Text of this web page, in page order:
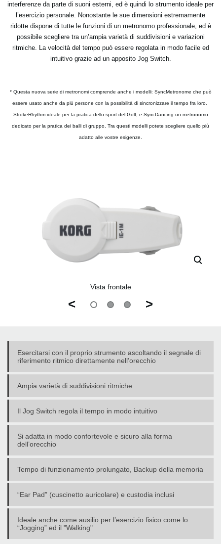
interferenze da parte di suoni esterni, ed è quindi lo strumento ideale per
l’esercizio personale. Nonostante le sue dimensioni estremamente
ridotte dispone di tutte le funzioni di un metronomo professionale, ed è
possibile scegliere tra un’ampia varietà di suddivisioni e variazioni
ritmiche. La velocità del tempo può essere regolata in modo facile ed
intuitivo grazie ad un apposito Jog Switch.
* Questa nuova serie di metronomi comprende anche i modelli: SyncMetronome che può
essere usato anche da più persone con la possibilità di sincronizzare il tempo fra loro.
StrokeRhythm ideale per la pratica dello sport del Golf, e SyncDancing un metronomo
dedicato per la pratica dei balli di gruppo. Tra questi modelli potete scegliere quello più
adatto alle vostre esigenze.
Vista frontale
< >
Esercitarsi con il proprio strumento ascoltando il segnale di
riferimento ritmico direttamente nell’orecchio
Ampia varietà di suddivisioni ritmiche
Il Jog Switch regola il tempo in modo intuitivo
Si adatta in modo confortevole e sicuro alla forma
dell’orecchio
Tempo di funzionamento prolungato, Backup della memoria
“Ear Pad” (cuscinetto auricolare) e custodia inclusi
Ideale anche come ausilio per l’esercizio fisico come lo
“Jogging” ed il "Walking"